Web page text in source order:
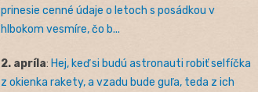
prinesie cenné údaje o letoch s posádkou v
hlbokom vesmíre, čo b...
2. apríla: Hej, keď si budú astronauti robiť selfíčka
z okienka rakety, a vzadu bude guľa, teda z ich